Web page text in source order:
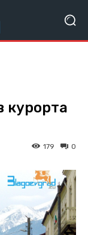
курорта
0
179